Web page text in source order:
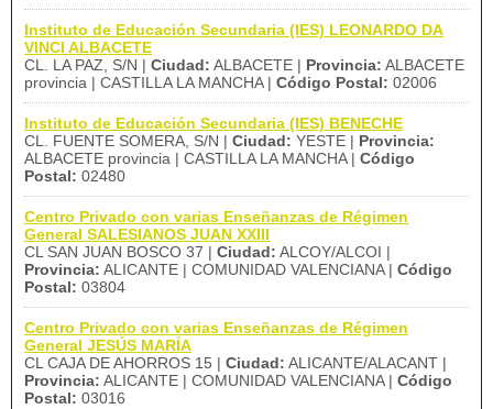
Instituto de Educación Secundaria (IES) LEONARDO DA
VINCI ALBACETE
CL. LA PAZ, S/N | Ciudad: ALBACETE | Provincia: ALBACETE
provincia | CASTILLA LA MANCHA | Código Postal: 02006
Instituto de Educación Secundaria (IES) BENECHE
CL. FUENTE SOMERA, S/N | Ciudad: YESTE | Provincia:
ALBACETE provincia | CASTILLA LA MANCHA | Código
Postal: 02480
Centro Privado con varias Enseñanzas de Régimen
General SALESIANOS JUAN XXIII
CL SAN JUAN BOSCO 37 | Ciudad: ALCOY/ALCOI |
Provincia: ALICANTE | COMUNIDAD VALENCIANA | Código
Postal: 03804
Centro Privado con varias Enseñanzas de Régimen
General JESÚS MARÍA
CL CAJA DE AHORROS 15 | Ciudad: ALICANTE/ALACANT |
Provincia: ALICANTE | COMUNIDAD VALENCIANA | Código
Postal: 03016